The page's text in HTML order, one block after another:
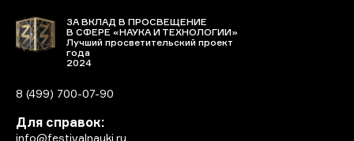
ЗА ВКЛАД В ПРОСВЕЩЕНИЕ
В СФЕРЕ «НАУКА И ТЕХНОЛОГИИ»
Лучший просветительский проект
года
2024
8 (499) 700-07-90
Для справок:
info@festivalnauki.ru